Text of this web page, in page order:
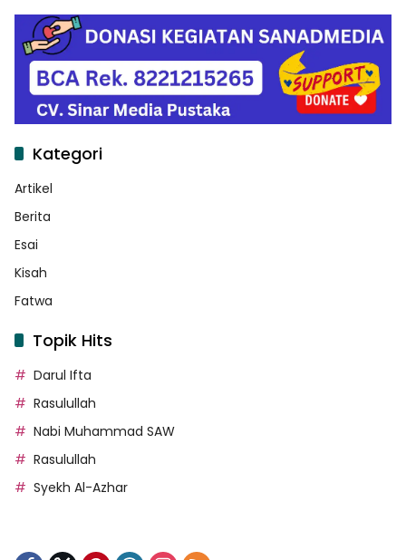
Kategori
Artikel
Berita
Esai
Kisah
Fatwa
Topik Hits
Darul Ifta
Rasulullah
Nabi Muhammad SAW
Rasulullah
Syekh Al-Azhar